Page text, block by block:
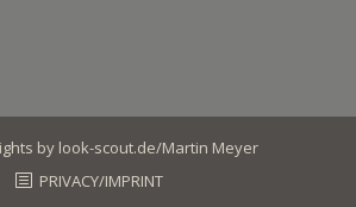
by look-scout.de/Martin Meyer
PRIVACY/IMPRINT